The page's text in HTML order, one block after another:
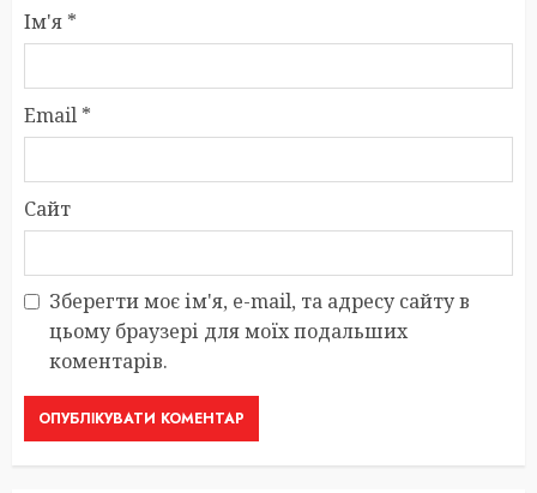
Ім'я *
Email *
Сайт
Зберегти моє ім'я, e-mail, та адресу сайту в
цьому браузері для моїх подальших
коментарів.